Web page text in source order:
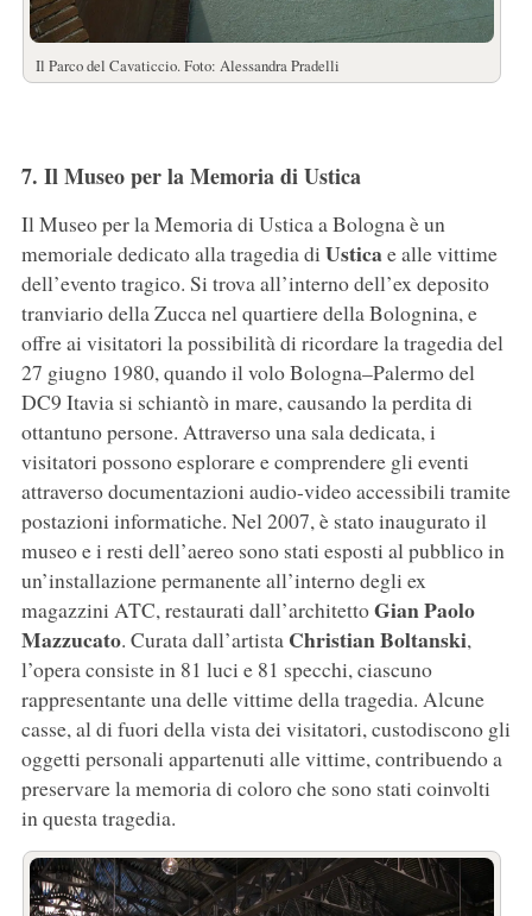
Il Parco del Cavaticcio. Foto: Alessandra Pradelli
7. Il Museo per la Memoria di Ustica
Il Museo per la Memoria di Ustica a Bologna è un
memoriale dedicato alla tragedia di Usticae alle vittime
dell’evento tragico. Si trova all’interno dell’ex deposito
tranviario della Zucca nel quartiere della Bolognina, e
offre ai visitatori la possibilità di ricordare la tragedia del
27 giugno 1980, quando il volo Bologna–Palermo del
DC9 Itavia si schiantò in mare, causando la perdita di
ottantuno persone. Attraverso una sala dedicata, i
visitatori possono esplorare e comprendere gli eventi
attraverso documentazioni audio-video accessibili tramite
postazioni informatiche. Nel 2007, è stato inaugurato il
museo e i resti dell’aereo sono stati esposti al pubblico in
un’installazione permanente all’interno degli ex
magazzini ATC, restaurati dall’architettoGianPaolo
Mazzucato. Curata dall’artista ChristianBoltanski,
l’opera consiste in 81 luci e 81 specchi, ciascuno
rappresentante una delle vittime della tragedia. Alcune
casse, al di fuori della vista dei visitatori, custodiscono gli
oggetti personali appartenuti alle vittime, contribuendo a
preservare la memoria di coloro che sono stati coinvolti
in questa tragedia.